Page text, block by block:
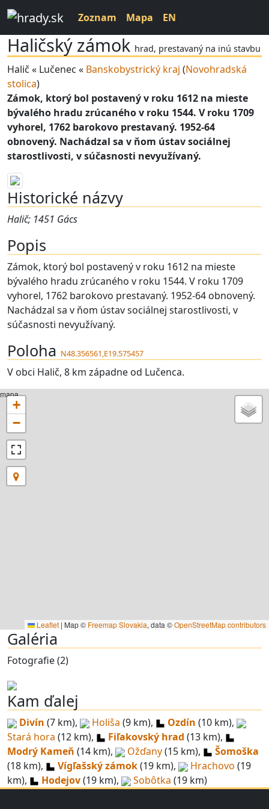
Zoznam Mapa EN
Haličský zámok hrad, prestavaný na inú stavbu
Halič « Lučenec « Banskobystrický kraj (Novohradská
stolica)
Zámok, ktorý bol postavený v roku 1612 na mieste
bývalého hradu zrúcaného v roku 1544. V roku 1709
vyhorel, 1762 barokovo prestavaný. 1952-64
obnovený. Nachádzal sa v ňom ústav sociálnej
starostlivosti, v súčasnosti nevyužívaný.
Historické názvy
Halič; 1451 Gács
Popis
Zámok, ktorý bol postavený v roku 1612 na mieste
bývalého hradu zrúcaného v roku 1544. V roku 1709
vyhorel, 1762 barokovo prestavaný. 1952-64 obnovený.
Nachádzal sa v ňom ústav sociálnej starostlivosti, v
súčasnosti nevyužívaný.
Poloha N48.356561,E19.575457
V obci Halič, 8 km západne od Lučenca.
mapa
+
−
Leaflet | Map © Freemap Slovakia, data ©OpenStreetMap contributors
Galéria
Fotografie (2)
Kam ďalej
Divín (7 km), Holiša (9 km), Ozdín (10 km),
Stará hora (12 km), Fiľakovský hrad (13 km),
Modrý Kameň (14 km), Ožďany(15 km),
Šomoška
(18 km),
Vígľašský zámok(19 km), Hrachovo (19
km),
Hodejov(19 km), Sobôtka (19 km)